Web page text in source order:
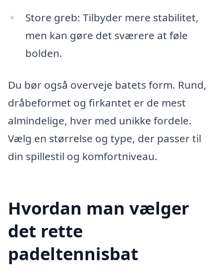
Store greb: Tilbyder mere stabilitet,
men kan gøre det sværere at føle
bolden.
Du bør også overveje batets form. Rund,
dråbeformet og firkantet er de mest
almindelige, hver med unikke fordele.
Vælg en størrelse og type, der passer til
din spillestil og komfortniveau.
Hvordan man vælger
det rette
padeltennisbat